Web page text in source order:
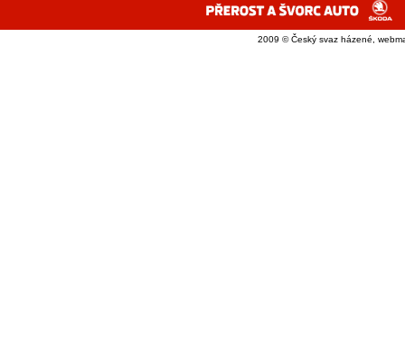
2009 © Český svaz házené,